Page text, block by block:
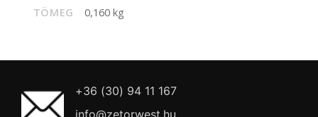
TÖMEG 0,160 kg
+36 (30) 94 11 167